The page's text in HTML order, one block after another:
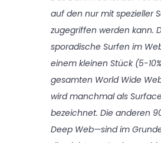
auf den nur mit spezieller
zugegriffen werden kann.
sporadische Surfen im
einem kleinen Stück (5-
gesamten World Wide
wird manchmal als
bezeichnet. Die anderen
Deep Web—sind im